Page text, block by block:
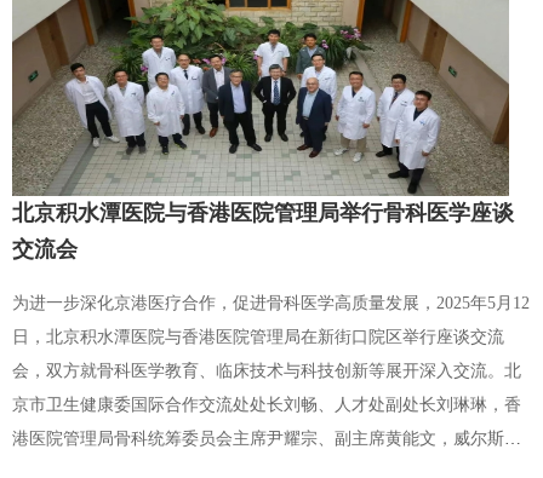
这个病在3年左右的病程周期结束时，股骨头骨质会自行修复成正常。
但病程的初期股骨头骨骺会表现出碎裂塌陷，较为松软的股骨头骺软
骨可能会因为受到不良的压力而产生不同程度变形，那么在病程末期
修复时虽然骨质恢复到正常，但股骨头的形态变成…
北京积水潭医院与香港医院管理局举行骨科医学座谈
交流会
为进一步深化京港医疗合作，促进骨科医学高质量发展，2025年5月12
日，北京积水潭医院与香港医院管理局在新街口院区举行座谈交流
会，双方就骨科医学教育、临床技术与科技创新等展开深入交流。北
京市卫生健康委国际合作交流处处长刘畅、人才处副处长刘琳琳，香
港医院管理局骨科统筹委员会主席尹耀宗、副主席黄能文，威尔斯亲